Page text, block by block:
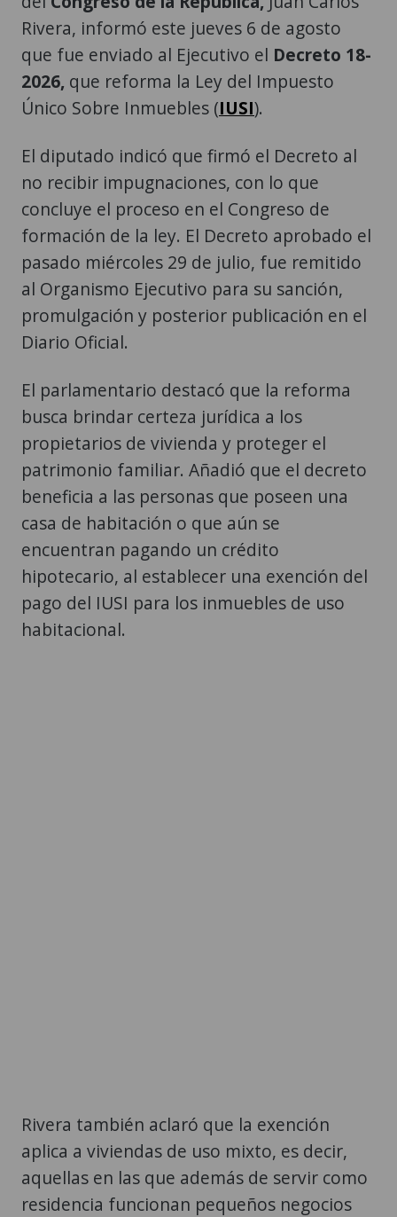
Rivera, informó este jueves 6 de agosto
que fue enviado al Ejecutivo el Decreto 18-
2026, que reforma la Ley del Impuesto
Único Sobre Inmuebles (IUSI).
El diputado indicó que firmó el Decreto al
no recibir impugnaciones, con lo que
concluye el proceso en el Congreso de
formación de la ley. El Decreto aprobado el
pasado miércoles 29 de julio, fue remitido
al Organismo Ejecutivo para su sanción,
promulgación y posterior publicación en el
Diario Oficial.
El parlamentario destacó que la reforma
busca brindar certeza jurídica a los
propietarios de vivienda y proteger el
patrimonio familiar. Añadió que el decreto
beneficia a las personas que poseen una
casa de habitación o que aún se
encuentran pagando un crédito
hipotecario, al establecer una exención del
pago del IUSI para los inmuebles de uso
habitacional.
Rivera también aclaró que la exención
aplica a viviendas de uso mixto, es decir,
aquellas en las que además de servir como
residencia funcionan pequeños negocios